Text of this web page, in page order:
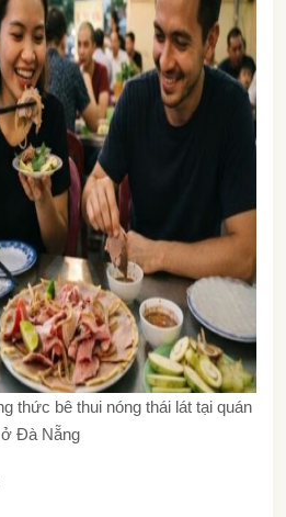
thức bê thui nóng thái lát tại quán
ở Đà Nẵng